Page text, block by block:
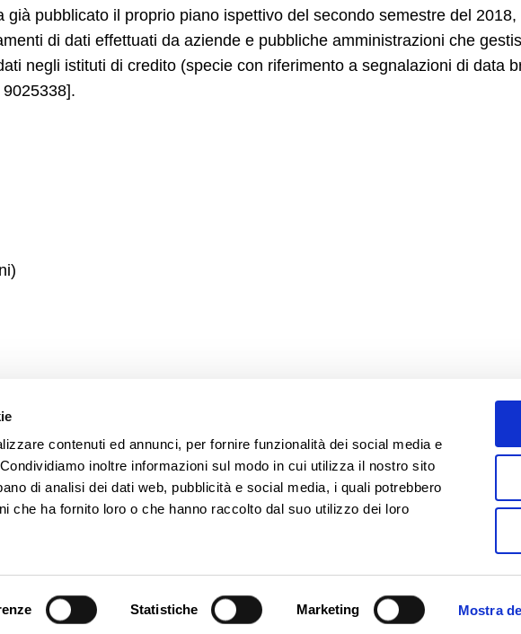
contenuti ed annunci, per fornire funzionalità dei social media e
inoltre informazioni sul modo in cui utilizza il nostro sito
di analisi dei dati web, pubblicità e social media, i quali potrebbero
che ha fornito loro o che hanno raccolto dal suo utilizzo dei loro
Statistiche Marketing Mostra
pubblicato il proprio piano ispettivo del secondo semestre del
di dati effettuati da aziende e pubbliche amministrazioni che
negli istituti di credito (specie con riferimento a segnalazioni di data
].
)
P.IVA 02203350406 | Cod. Fisc. CCCFNC66P18H294J